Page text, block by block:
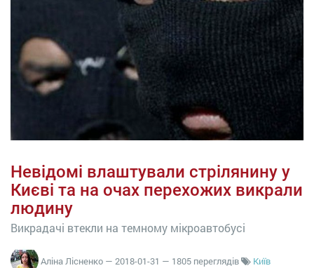
Невідомі влаштували стрілянину у
Києві та на очах перехожих викрали
людину
Викрадачі втекли на темному мікроавтобусі
Аліна Лісненко — 2018-01-31 — 1805 переглядів
Київ